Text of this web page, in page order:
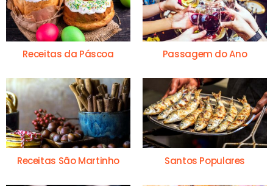
Receitas da Páscoa Passagem do Ano
Receitas São Martinho Santos Populares